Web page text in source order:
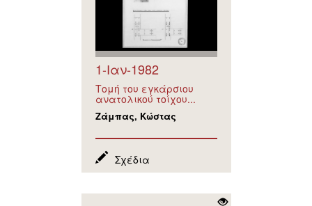
1-Ιαν-1982
Τομή του εγκάρσιου
ανατολικού τοίχου...
Ζάμπας, Κώστας
Σχέδια